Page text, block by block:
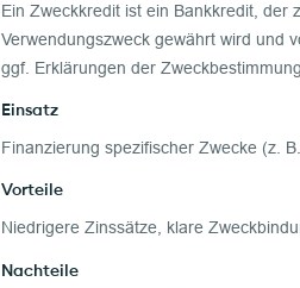
Ein Zweckkredit ist ein Bankkredit, der
Verwendungszweck gewährt wird und
ggf. Erklärungen der
Einsatz
Finanzierung spezifischer Zwecke (z.
Vorteile
Niedrigere Zinssätze, klare
Nachteile